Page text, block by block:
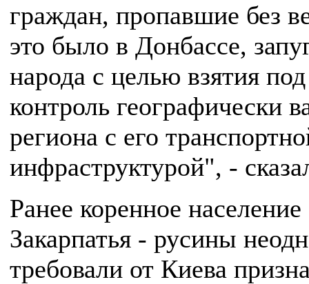
граждан, пропавшие без
это было в Донбассе,
народа с целью взятия под
контроль географически
региона с его
инфраструктурой", -
Ранее коренное население
Закарпатья - русины
требовали от Киева